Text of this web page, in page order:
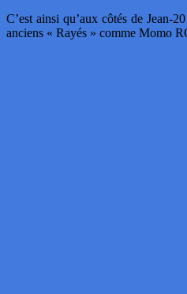
C’est ainsi qu’aux côtés de
anciens « Rayés » comme Momo